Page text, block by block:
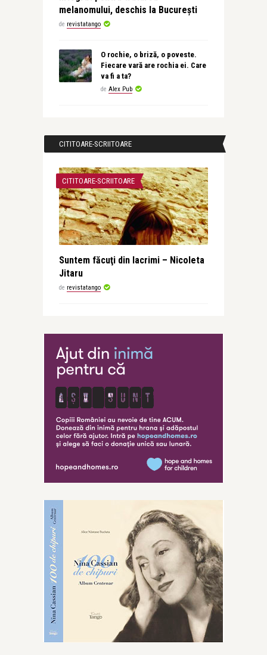
melanomului, deschis la București
de revistatango
O rochie, o briză, o poveste.
Fiecare vară are rochia ei. Care
va fi a ta?
de Alex Pub
CITITOARE-SCRIITOARE
CITITOARE-SCRIITOARE
Suntem făcuţi din lacrimi – Nicoleta
Jitaru
de revistatango